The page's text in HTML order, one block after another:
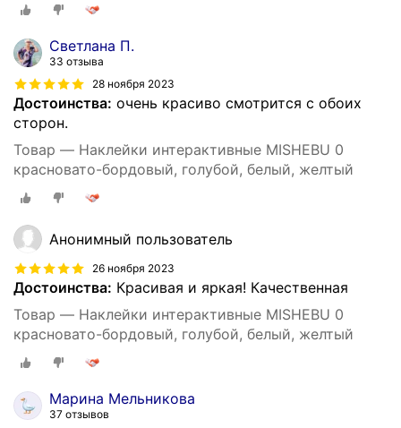
Светлана П.
33 отзыва
28 ноября 2023
Достоинства: очень красиво смотрится с обоих
сторон.
Товар — Наклейки интерактивные MISHEBU 0
красновато-бордовый, голубой, белый, желтый
Анонимный пользователь
26 ноября 2023
Достоинства: Красивая и яркая! Качественная
Товар — Наклейки интерактивные MISHEBU 0
красновато-бордовый, голубой, белый, желтый
Марина Мельникова
37 отзывов